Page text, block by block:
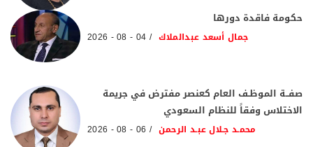
حكومة فاقدة دورها
جمال أسعد عبدالملاك 04 - 08 - 2026
صفــة الموظـف العام كعنصر مفترض في جريمة
الاختلاس وفقاً للنظام السعودي
محمـد جـلال عبـد الرحمن 06 - 08 - 2026